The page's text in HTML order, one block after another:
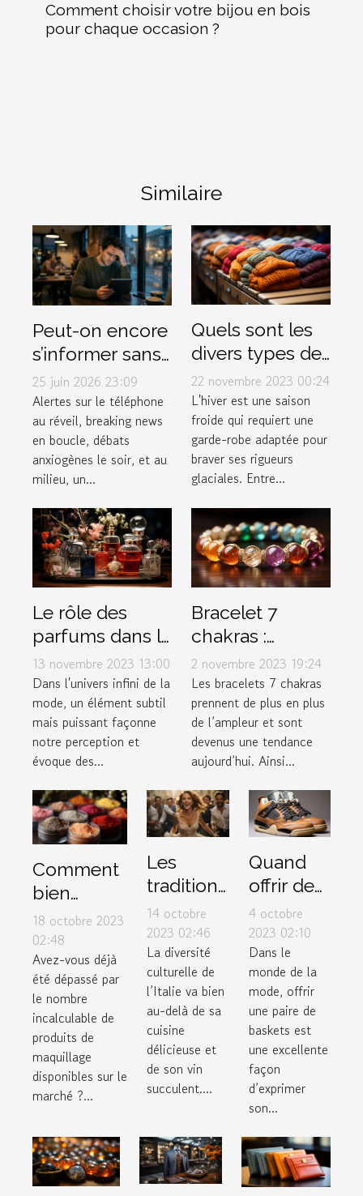
Comment choisir votre bijou en bois
pour chaque occasion ?
Similaire
Peut-on encore
s’informer sans
stresser ?
Enquête sur le
lien actu-santé
25 juin 2026 23:09
Alertes sur le téléphone
au réveil, breaking news
en boucle, débats
anxiogènes le soir, et au
milieu, un...
Quels sont les
divers types de
vêtements pour
affronter
efficacement
l'hiver ?
22 novembre 2023 00:24
L'hiver est une saison
froide qui requiert une
garde-robe adaptée pour
braver ses rigueurs
glaciales. Entre...
Le rôle des
parfums dans la
mode et le style
personnel
13 novembre 2023 13:00
Dans l'univers infini de la
mode, un élément subtil
mais puissant façonne
notre perception et
évoque des...
Bracelet 7
chakras :
Comment bien
l’entretenir ?
2 novembre 2023 19:24
Les bracelets 7 chakras
prennent de plus en plus
de l’ampleur et sont
devenus une tendance
aujourd’hui. Ainsi...
Comment
bien
choisir ses
produits
de
maquillage
selon son
type de
peau ?
18 octobre 2023
02:48
Avez-vous déjà
été dépassé par
le nombre
incalculable de
produits de
maquillage
disponibles sur le
marché ?...
Les
traditions
de
mariage
uniques
en Italie
14 octobre
2023 02:46
La diversité
culturelle de
l’Italie va bien
au-delà de sa
cuisine
délicieuse et
de son vin
succulent....
Quand
offrir des
sneakers
Air
Jordan 4
Retro
Thunder
2023
comme
cadeau
4 octobre
2023 02:10
Dans le
monde de la
mode, offrir
une paire de
baskets est
une excellente
façon
d’exprimer
son...